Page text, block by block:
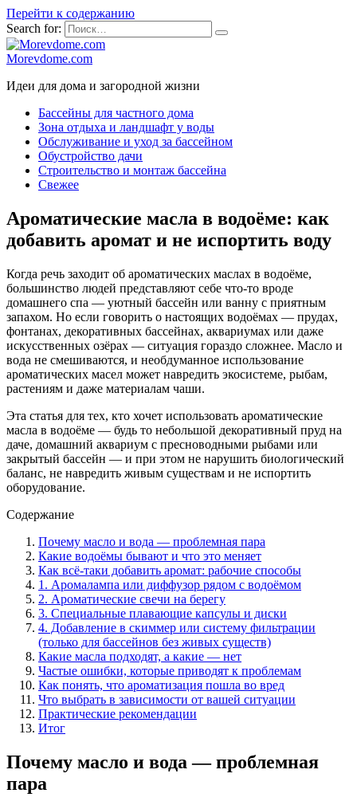
Перейти к содержанию
Search for:
Morevdome.com
Идеи для дома и загородной жизни
Бассейны для частного дома
Зона отдыха и ландшафт у воды
Обслуживание и уход за бассейном
Обустройство дачи
Строительство и монтаж бассейна
Свежее
Ароматические масла в водоёме: как
добавить аромат и не испортить воду
Когда речь заходит об ароматических маслах в водоёме,
большинство людей представляют себе что-то вроде
домашнего спа — уютный бассейн или ванну с приятным
запахом. Но если говорить о настоящих водоёмах — прудах,
фонтанах, декоративных бассейнах, аквариумах или даже
искусственных озёрах — ситуация гораздо сложнее. Масло и
вода не смешиваются, и необдуманное использование
ароматических масел может навредить экосистеме, рыбам,
растениям и даже материалам чаши.
Эта статья для тех, кто хочет использовать ароматические
масла в водоёме — будь то небольшой декоративный пруд на
даче, домашний аквариум с пресноводными рыбами или
закрытый бассейн — и при этом не нарушить биологический
баланс, не навредить живым существам и не испортить
оборудование.
Содержание
Почему масло и вода — проблемная пара
Какие водоёмы бывают и что это меняет
Как всё-таки добавить аромат: рабочие способы
1. Аромалампа или диффузор рядом с водоёмом
2. Ароматические свечи на берегу
3. Специальные плавающие капсулы и диски
4. Добавление в скиммер или систему фильтрации
(только для бассейнов без живых существ)
Какие масла подходят, а какие — нет
Частые ошибки, которые приводят к проблемам
Как понять, что ароматизация пошла во вред
Что выбрать в зависимости от вашей ситуации
Практические рекомендации
Итог
Почему масло и вода — проблемная
пара